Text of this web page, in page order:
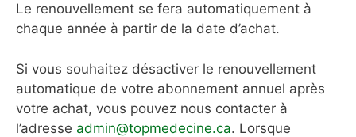
Le renouvellement se fera automatiquement à
chaque année à partir de la date d’achat.
Si vous souhaitez désactiver le renouvellement
automatique de votre abonnement annuel après
votre achat, vous pouvez nous contacter à
l’adresse admin@topmedecine.ca. Lorsque